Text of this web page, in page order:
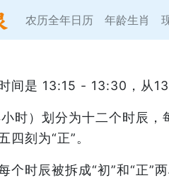
农历全年日历 年龄生肖
间是 13:15 - 13:30，从
时）划分为十二个时辰
四刻为“正”。
个时辰被拆成“初”和“正”